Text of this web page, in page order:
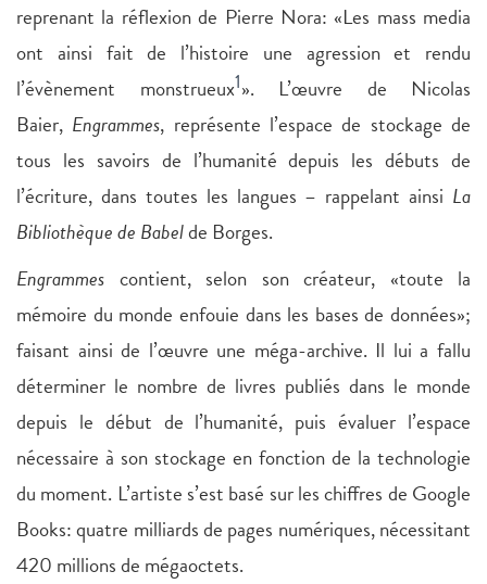
reprenant la réflexion de Pierre Nora: «Les mass media
ont ainsi fait de l’histoire une agression et rendu
l’évènement monstrueux1». L’œuvre de Nicolas
Baier, Engrammes, représente l’espace de stockage de
tous les savoirs de l’humanité depuis les débuts de
l’écriture, dans toutes les langues – rappelant ainsi La
Bibliothèque de Babelde Borges.
Engrammes contient, selon son créateur, «toute la
mémoire du monde enfouie dans les bases de données»;
faisant ainsi de l’œuvre une méga-archive. Il lui a fallu
déterminer le nombre de livres publiés dans le monde
depuis le début de l’humanité, puis évaluer l’espace
nécessaire à son stockage en fonction de la technologie
du moment. L’artiste s’est basé sur les chiffres de Google
Books: quatre milliards de pages numériques, nécessitant
420 millions de mégaoctets.